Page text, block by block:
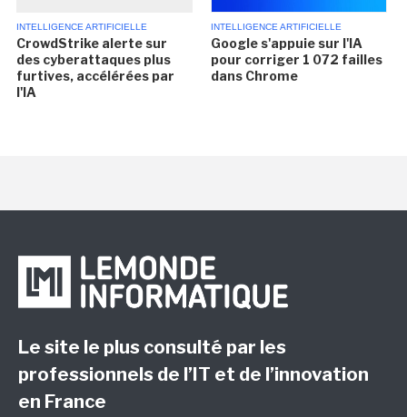
INTELLIGENCE ARTIFICIELLE
CrowdStrike alerte sur
des cyberattaques plus
furtives, accélérées par
l'IA
INTELLIGENCE ARTIFICIELLE
Google s'appuie sur l'IA
pour corriger 1 072 failles
dans Chrome
Le site le plus consulté par les
professionnels de l’IT et de l’innovation
en France